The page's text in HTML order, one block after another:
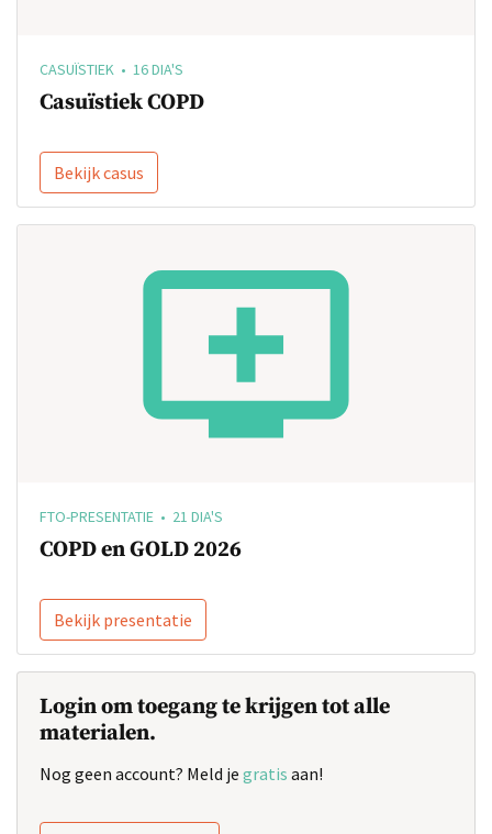
CASUÏSTIEK • 16 DIA'S
Casuïstiek COPD
Bekijk casus
FTO-PRESENTATIE • 21 DIA'S
COPD en GOLD 2026
Bekijk presentatie
Login om toegang te krijgen tot alle
materialen.
Nog geen account? Meld je gratis aan!